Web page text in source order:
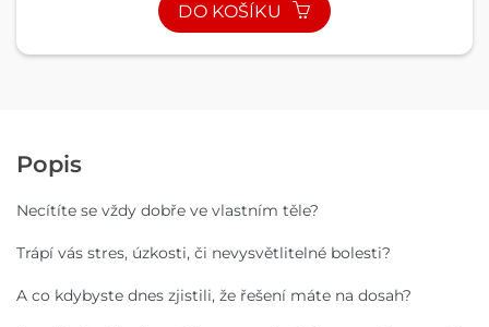
DO KOŠÍKU
Popis
Necítíte se vždy dobře ve vlastním těle?
Trápí vás stres, úzkosti, či nevysvětlitelné bolesti?
A co kdybyste dnes zjistili, že řešení máte na dosah?